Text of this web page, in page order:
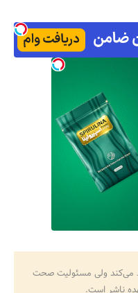
می‌کند ولی مسئولیت صحت